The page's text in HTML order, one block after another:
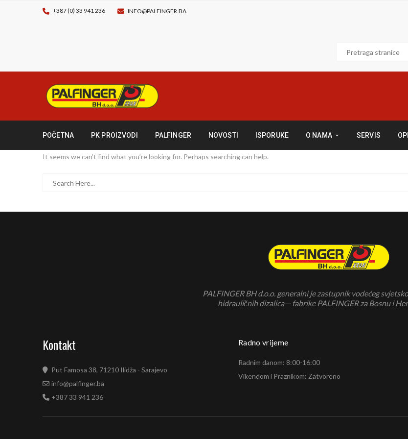
+387 (0) 33 941 236 INFO@PALFINGER.BA
POČETNA PK PROIZVODI PALFINGER NOVOSTI ISPORUKE O NAMA SERVIS
It seems we can’t find what you’re looking for. Perhaps searching can help.
PALFINGER BH d.o.o. generalni je zastupnik vodećeg
hidrauličnih dizalica— fabrike PALFINGER za Bosnu i
Kontakt
Put Famosa 38, 71210 Ilidža - Sarajevo
info@palfinger.ba
+387 33 941 236
Radno vrijeme
Radnim danom: 8:00-16:00
Vikendom i Praznikom: Zatvoreno